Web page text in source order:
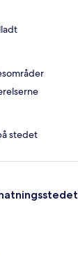
stedet